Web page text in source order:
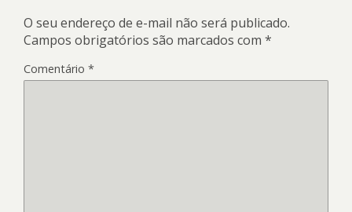
O seu endereço de e-mail não será publicado.
Campos obrigatórios são marcados com *
Comentário *